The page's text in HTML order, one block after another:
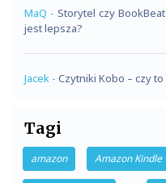
MaQ - Storytel czy
jest lepsza?
Jacek - Czytniki Kobo – czy
Tagi
amazon Amazon Kindle